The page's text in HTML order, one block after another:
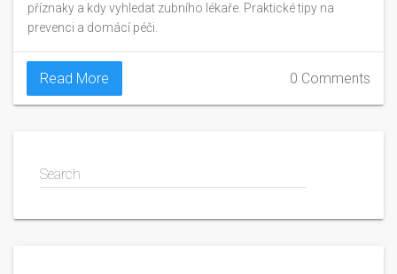
příznaky a kdy vyhledat zubního lékaře. Praktické tipy na
prevenci a domácí péči.
Read More 0 Comments
Search